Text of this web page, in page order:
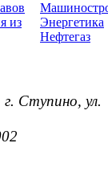
из
Энергетика
Нефтегаз
Ступино, ул.